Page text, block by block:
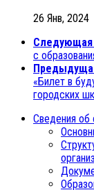
26 Янв, 2024
Следующая
с
«Билет в
городских
Сведения об